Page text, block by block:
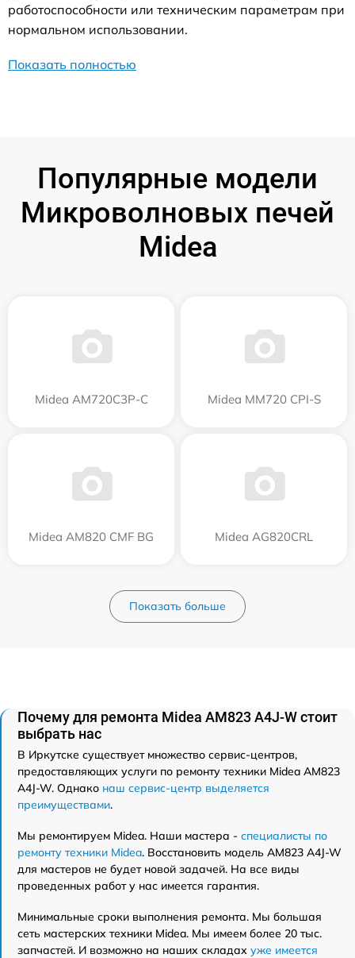
работоспособности или техническим параметрам при
нормальном использовании.
Показать полностью
Популярные модели
Микроволновых печей
Midea
Midea AM720C3P-C Midea MM720 CPI-S
Midea AM820 CMF BG Midea AG820CRL
Показать больше
Почему для ремонта Midea AM823 A4J-W стоит
выбрать нас
В Иркутске существует множество сервис-центров,
предоставляющих услуги по ремонту техники Midea AM823
A4J-W. Однако наш сервис-центр выделяется
преимуществами.
Мы ремонтируем Midea. Наши мастера - специалисты по
ремонту техники Midea. Восстановить модель AM823 A4J-W
для мастеров не будет новой задачей. На все виды
проведенных работ у нас имеется гарантия.
Минимальные сроки выполнения ремонта. Мы большая
сеть мастерских техники Midea. Мы имеем более 20 тыс.
запчастей. И возможно на наших складах уже имеется